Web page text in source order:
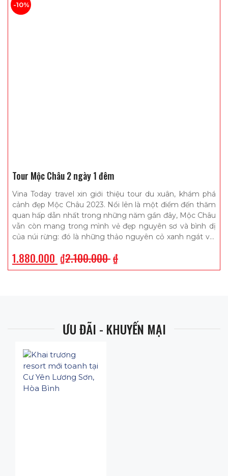
Tour Mộc Châu 2 ngày 1 đêm
Vina Today travel xin giới thiệu tour du xuân, khám phá
cảnh đẹp Mộc Châu 2023. Nổi lên là một điểm đến thăm
quan hấp dẫn nhất trong những năm gần đây, Mộc Châu
vẫn còn mang trong mình vẻ đẹp nguyên sơ và bình dị
của núi rừng: đó là những thảo nguyên cỏ xanh ngát với
ngút ngàn tầm mắt. Ngoài ra Mộc Châu hiện nay cũng
đã được quan tâm, nâng cấp dịch vụ du lịch với những cơ
1.880.000 ₫2.100.000₫
-10%
ƯU ĐÃI - KHUYẾN MẠI